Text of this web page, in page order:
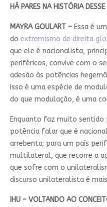
HÁ PARES NA HISTÓRIA
MAYRA GOULART –Essa é
do extremismo de direita
que ele é nacionalista,
periféricos, convive com o
adesão às potências
isso é uma espécie de
do que modulação, é uma
Enquanto faz muito sentido
potência falar que é
arrebenta; para um país
multilateral, que recorre a
que sofre com o
discurso unilateralista é
IHU – VOLTANDO AO